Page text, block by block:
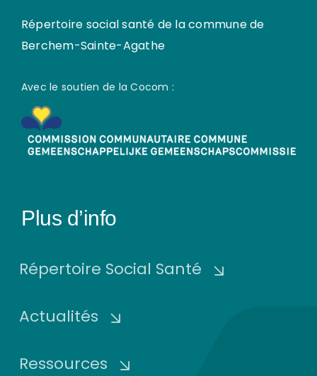
Répertoire social santé de la commune de
Berchem-Sainte-Agathe
Avec le soutien de la Cocom :
Plus d’info
Répertoire Social Santé
Actualités
Ressources